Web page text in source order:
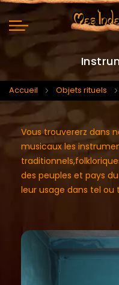
Accueil Objets rituels
Vous trouvererz dans
musicaux les
des peuples et pays
leur usage dans tel ou